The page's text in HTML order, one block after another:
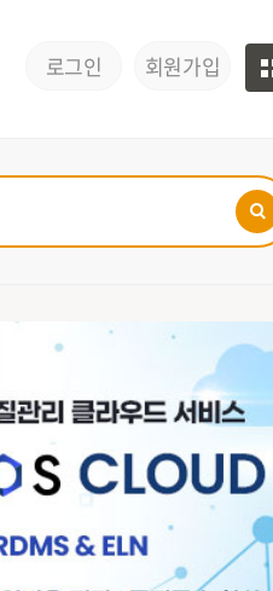
로그인 회원가입